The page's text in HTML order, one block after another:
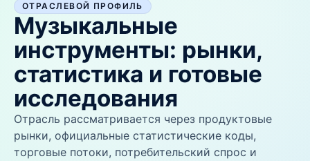
ОТРАСЛЕВОЙ ПРОФИЛЬ
Музыкальные
инструменты: рынки,
статистика и готовые
исследования
Отрасль рассматривается через продуктовые
рынки, официальные статистические коды,
торговые потоки, потребительский спрос и